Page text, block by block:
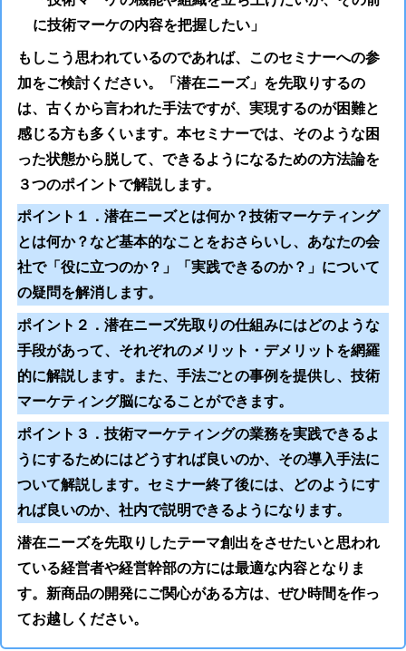
に技術マーケの内容を把握したい」
もしこう思われているのであれば、このセミナーへの参
加をご検討ください。「潜在ニーズ」を先取りするの
は、古くから言われた手法ですが、実現するのが困難と
感じる方も多くいます。本セミナーでは、そのような困
った状態から脱して、できるようになるための方法論を
３つのポイントで解説します。
ポイント１．潜在ニーズとは何か？技術マーケティング
とは何か？など基本的なことをおさらいし、あなたの会
社で「役に立つのか？」「実践できるのか？」について
の疑問を解消します。
ポイント２．潜在ニーズ先取りの仕組みにはどのような
手段があって、それぞれのメリット・デメリットを網羅
的に解説します。また、手法ごとの事例を提供し、技術
マーケティング脳になることができます。
ポイント３．技術マーケティングの業務を実践できるよ
うにするためにはどうすれば良いのか、その導入手法に
ついて解説します。セミナー終了後には、どのようにす
れば良いのか、社内で説明できるようになります。
潜在ニーズを先取りしたテーマ創出をさせたいと思われ
ている経営者や経営幹部の方には最適な内容となりま
す。新商品の開発にご関心がある方は、ぜひ時間を作っ
てお越しください。